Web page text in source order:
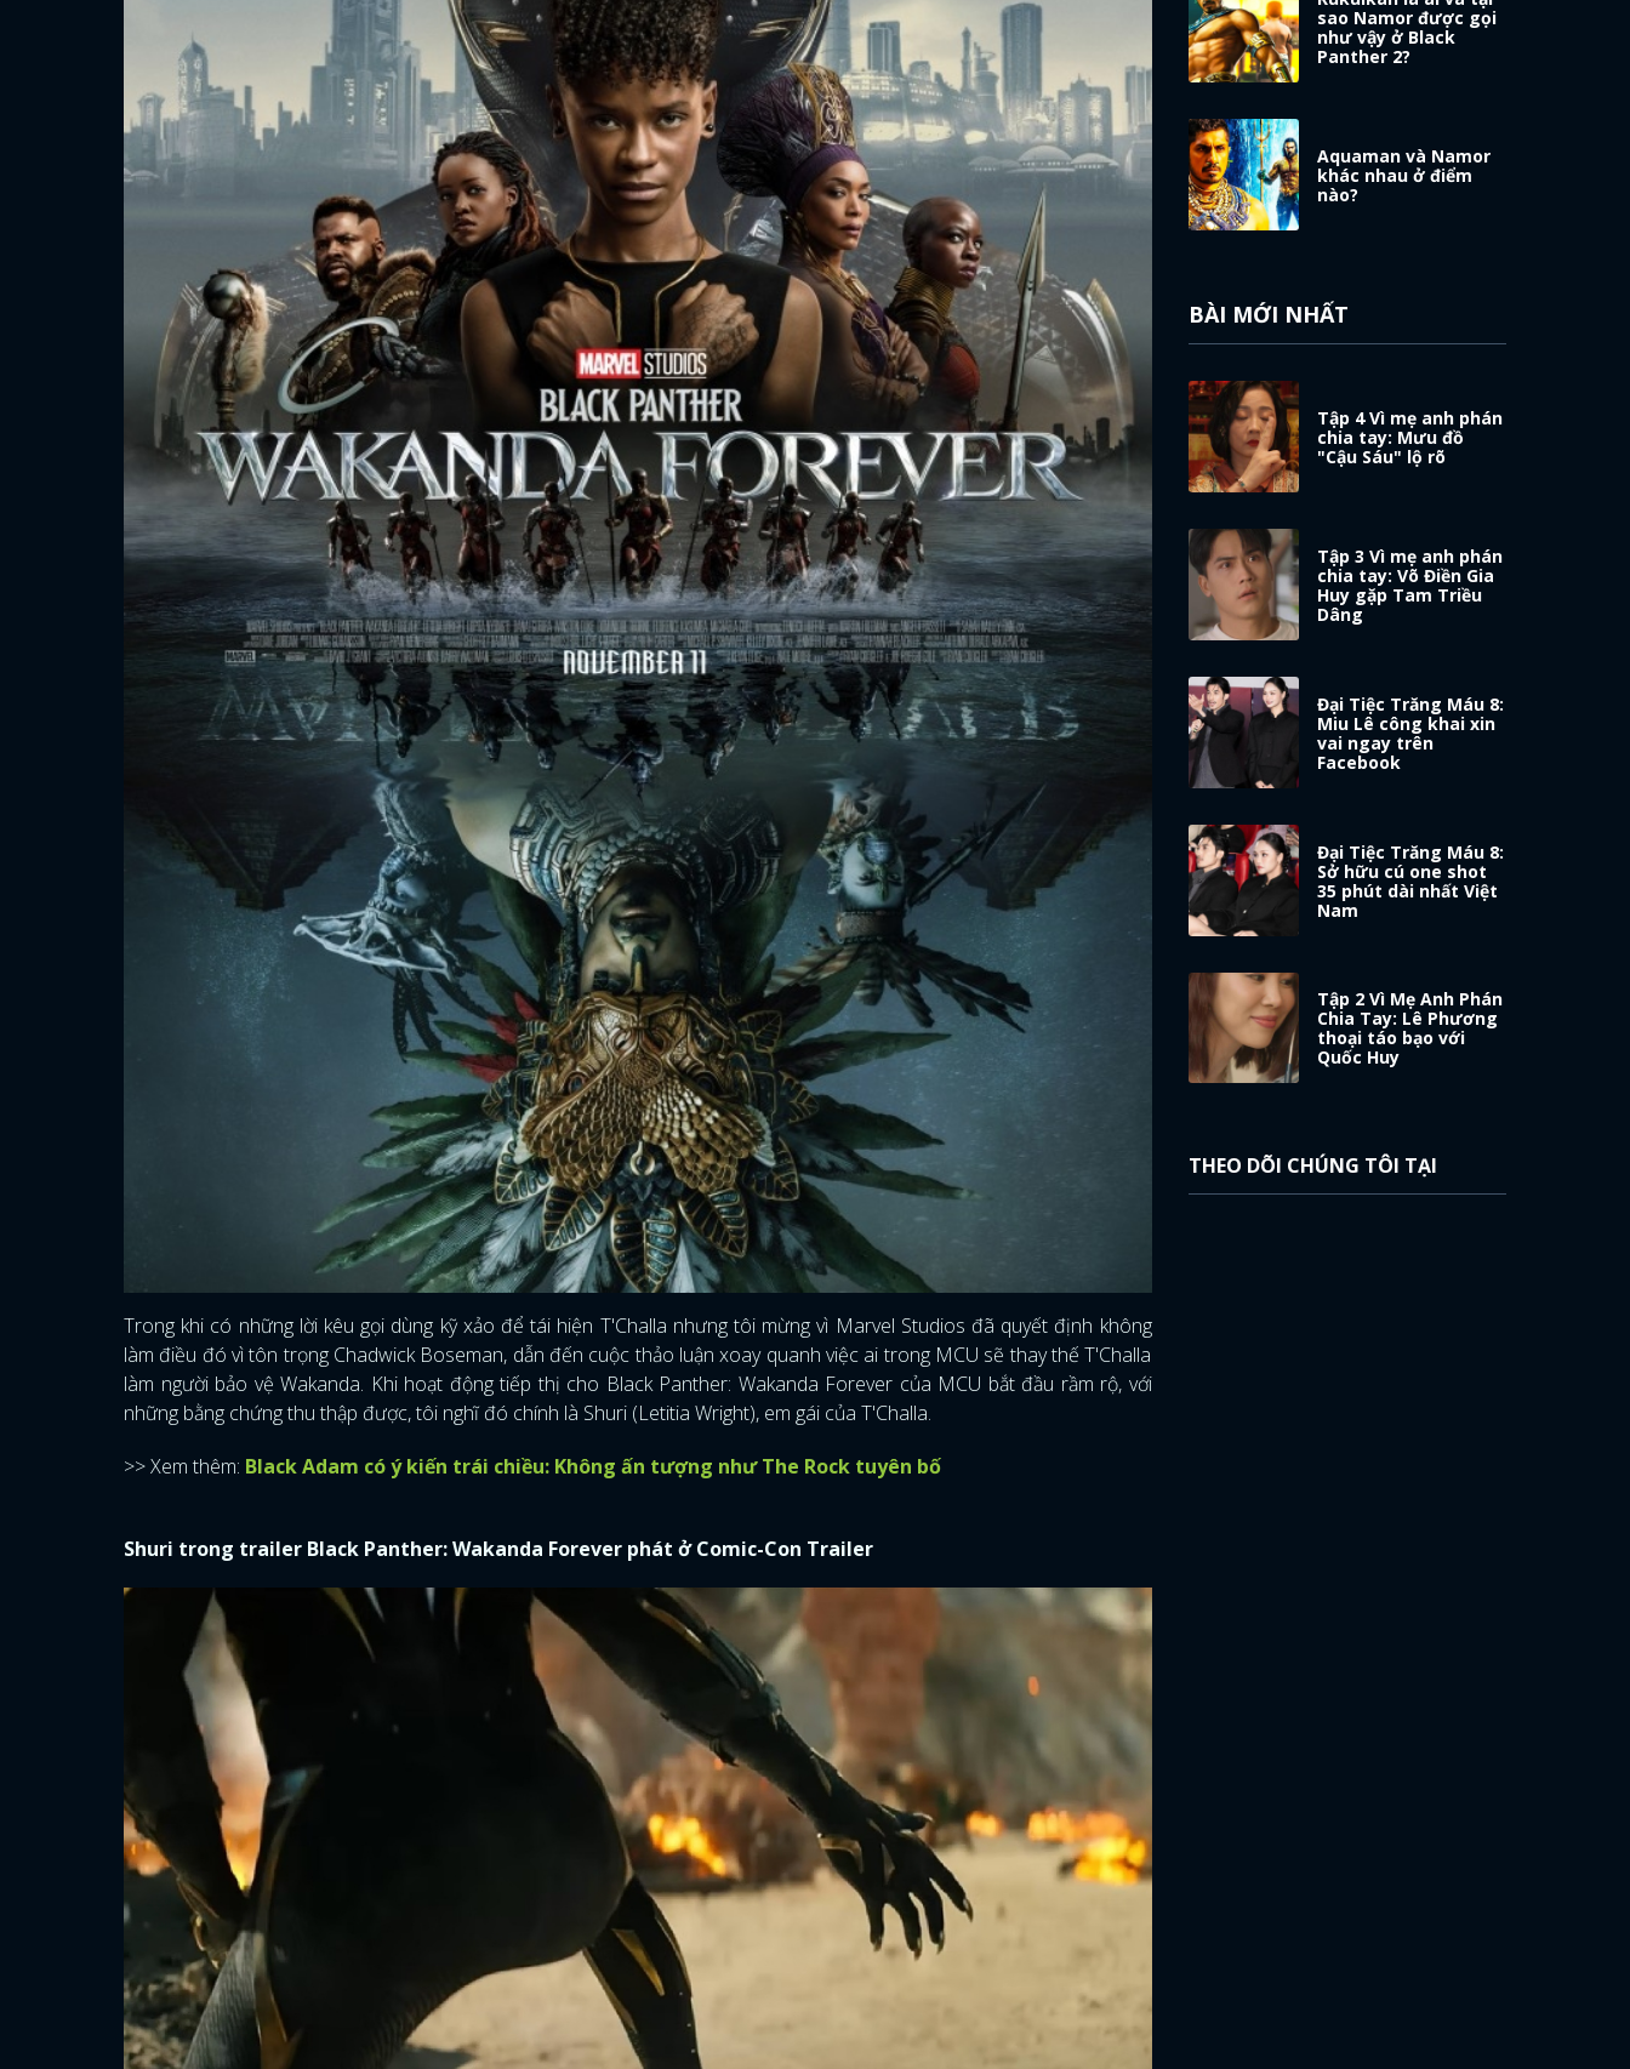
ĐĂNG NHẬP
FACEBOOK GOOGLE
Trong khi có những lời kêu gọi dùng kỹ xảo để tái hiện T'Challa nhưng tôi mừng vì Marvel Studios đã quyết định không
làm điều đó vì tôn trọng Chadwick Boseman, dẫn đến cuộc thảo luận xoay quanh việc ai trong MCU sẽ thay thế T'Challa
làm người bảo vệ Wakanda. Khi hoạt động tiếp thị cho Black Panther: Wakanda Forever của MCU bắt đầu rầm rộ, với
những bằng chứng thu thập được, tôi nghĩ đó chính là Shuri (Letitia Wright), em gái của T'Challa.
>> Xem thêm: Black Adam có ý kiến trái chiều: Không ấn tượng như The Rock tuyên bố
Shuri trong trailer Black Panther: Wakanda Forever phát ở Comic-Con Trailer
sao Namor được gọi
như vậy ở Black
Panther 2?
Aquaman và Namor
khác nhau ở điểm
nào?
BÀI MỚI NHẤT
Tập 4 Vì mẹ anh phán
chia tay: Mưu đồ
"Cậu Sáu" lộ rõ
Tập 3 Vì mẹ anh phán
chia tay: Võ Điền Gia
Huy gặp Tam Triều
Dâng
Đại Tiệc Trăng Máu 8:
Miu Lê công khai xin
vai ngay trên
Facebook
Đại Tiệc Trăng Máu 8:
Sở hữu cú one shot
35 phút dài nhất Việt
Nam
Tập 2 Vì Mẹ Anh Phán
Chia Tay: Lê Phương
thoại táo bạo với
Quốc Huy
THEO DÕI CHÚNG TÔI TẠI